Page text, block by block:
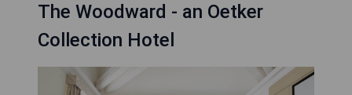
The Woodward - an Oetker
Collection Hotel